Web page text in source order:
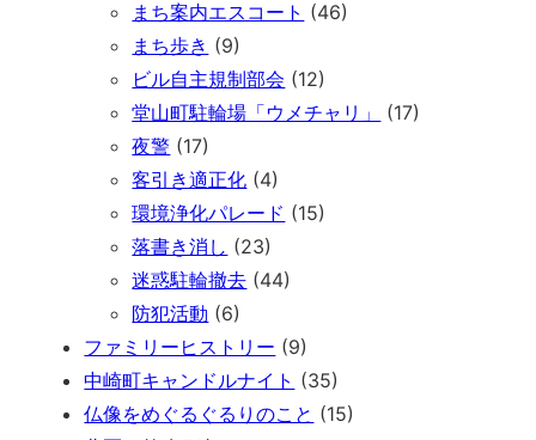
まち案内エスコート (46)
まち歩き (9)
ビル自主規制部会 (12)
堂山町駐輪場「ウメチャリ」
(17)
夜警 (17)
客引き適正化 (4)
環境浄化パレード (15)
落書き消し (23)
迷惑駐輪撤去 (44)
防犯活動 (6)
ファミリーヒストリー (9)
中崎町キャンドルナイト (35)
仏像をめぐるぐるりのこと (15)